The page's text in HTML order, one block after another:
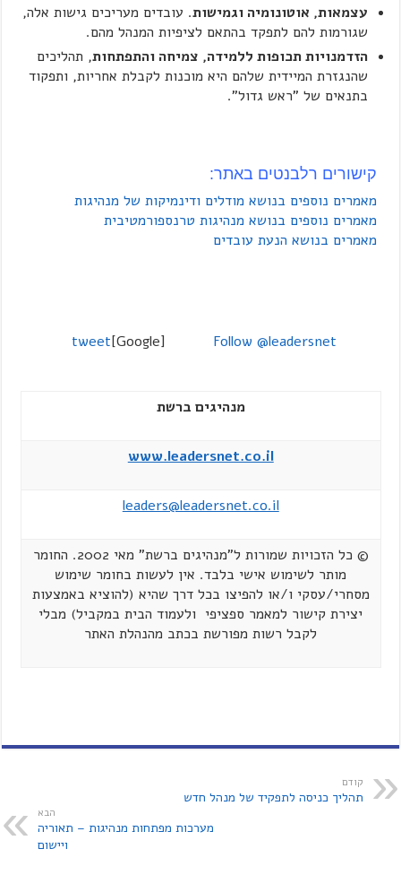
עצמאות, אוטונומיה וגמישות. עובדים מעריכים גישות אלה,
שגורמות להם לתפקד בהתאם לציפיות המנהל מהם.
הזדמנויות תכופות ללמידה, צמיחה והתפתחות, תהליכים
שהנגזרת המיידית שלהם היא מוכנות לקבלת אחריות, ותפקוד
בתנאים של "ראש גדול".
קישורים רלבנטים באתר:
מאמרים נוספים בנושא מודלים ודינמיקות של מנהיגות
מאמרים נוספים בנושא מנהיגות טרנספורמטיבית
מאמרים בנושא הנעת עובדים
tweet[Google] Follow @leadersnet
מנהיגים ברשת
www.leadersnet.co.il
leaders@leadersnet.co.il
© כל הזכויות שמורות ל"מנהיגים ברשת" מאי 2002. החומר
מותר לשימוש אישי בלבד. אין לעשות בחומר שימוש
מסחרי/עסקי ו/או להפיצו בכל דרך שהיא (להוציא באמצעות
יצירת קישור למאמר ספציפי ולעמוד הבית במקביל) מבלי
לקבל רשות מפורשת בכתב מהנהלת האתר
קודם
תהליך כניסה לתפקיד של מנהל חדש
הבא
מערכות מפתחות מנהיגות – תאוריה
ויישום